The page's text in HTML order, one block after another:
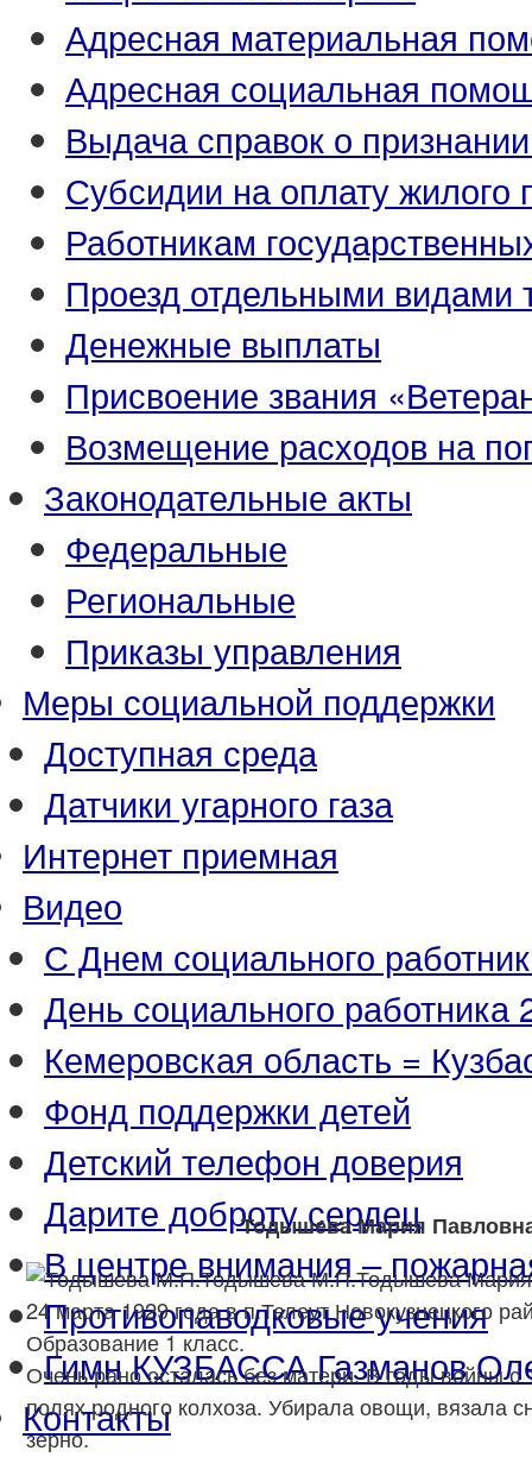
Адресная материальная
Адресная социальная
Выдача справок о
Субсидии на оплату
Работникам
Проезд отдельными видами
Денежные выплаты
Присвоение звания
Возмещение расходов на
Законодательные акты
Федеральные
Региональные
Приказы управления
Меры социальной поддержки
Доступная среда
Датчики угарного газа
Интернет приемная
Видео
С Днем социального
День социального работника
Кемеровская область =
Фонд поддержки детей
Детский телефон доверия
Дарите доброту сердец
В центре внимания –
Противопаводковые учения
Гимн КУЗБАССА Газманов
Контакты
Тодышева Мария
Тодышева М.П.Тодышева Мария
24 марта 1929 года в п.Телеут Новокузнецкого
Образование 1 класс.
Очень рано осталась без матери. В годы войны с
полях родного колхоза. Убирала овощи, вязала
зерно.